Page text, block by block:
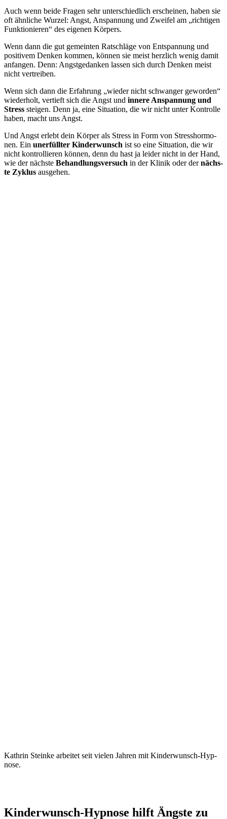
Auch wenn bei­de Fra­gen sehr unter­schied­lich erschei­nen, haben sie
oft ähn­li­che Wur­zel: Angst, Anspan­nung und Zwei­fel am „rich­ti­gen
Funk­tio­nie­ren“ des eige­nen Kör­pers.
Wenn dann die gut gemein­ten Rat­schlä­ge von Ent­span­nung und
posi­ti­vem Den­ken kom­men, kön­nen sie meist herz­lich wenig damit
anfan­gen. Denn: Angst­ge­dan­ken las­sen sich durch Den­ken meist
nicht ver­trei­ben.
Wenn sich dann die Erfah­rung „wie­der nicht schwan­ger gewor­den“
wie­der­holt, ver­tieft sich die Angst und inne­re Anspan­nung und
Stress stei­gen. Denn ja, eine Situa­ti­on, die wir nicht unter Kon­trol­le
haben, macht uns Angst.
Und Angst erlebt dein Kör­per als Stress in Form von Stress­hor­mo­
nen. Ein uner­füll­ter Kin­der­wunsch ist so eine Situa­ti­on, die wir
nicht kon­trol­lie­ren kön­nen, denn du hast ja lei­der nicht in der Hand,
wie der nächs­te Behand­lungs­ver­such in der Kli­nik oder dernächs­
te Zyklus aus­ge­hen.
Kath­rin Stein­ke arbei­tet seit vie­len Jah­ren mit Kin­der­wunsch-Hyp­
no­se.
Kin­der­wunsch-Hyp­no­se hilft Ängs­te zu